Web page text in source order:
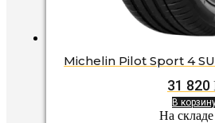
Michelin Pilot Sport 4
31 820
В
На